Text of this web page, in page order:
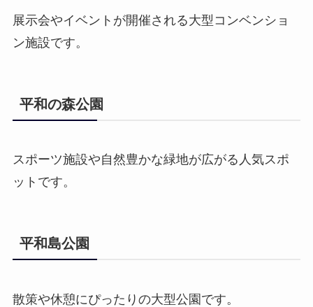
展示会やイベントが開催される大型コンベンショ
ン施設です。
平和の森公園
スポーツ施設や自然豊かな緑地が広がる人気スポ
ットです。
平和島公園
散策や休憩にぴったりの大型公園です。